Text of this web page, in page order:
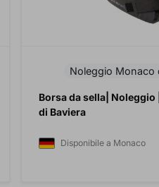
Noleggio Monaco
Borsa da sella| Noleggio
di Baviera
Disponibile a Monaco